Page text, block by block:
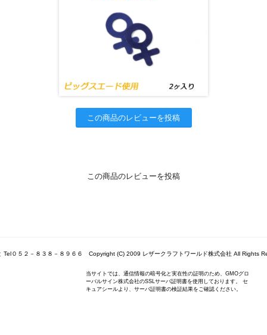
この商品のレビューを投稿
この商品のレビューを投稿
Tel０５２－８３８－８９６６ Copyright (C) 2009 レザークラフトワールド株式会社 All Rights
当サイトでは、通信情報の暗号化と実在性の証明のため、GMOグロ
ーバルサイン株式会社のSSLサーバ証明書を使用しております。 セ
キュアシールより、サーバ証明書の検証結果をご確認ください。